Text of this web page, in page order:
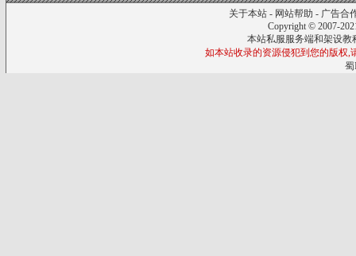
关于本站- 网站帮助 - 广告合
Copyright © 2007-
本站私服服务端和架设教
如本站收录的资源侵犯到您的版权,
蜀